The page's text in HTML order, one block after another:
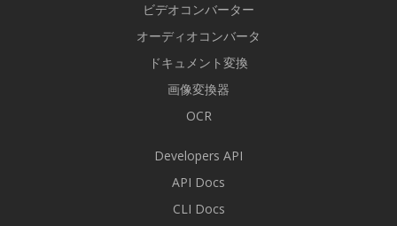
ビデオコンバーター
オーディオコンバータ
ドキュメント変換
画像変換器
OCR
Developers API
API Docs
CLI Docs